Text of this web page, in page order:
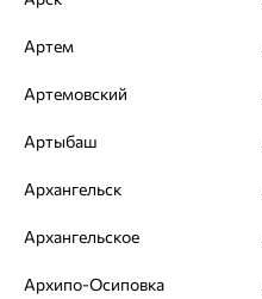
Артем
Артемовский
Артыбаш
Архангельск
Архангельское
Архипо-Осиповка